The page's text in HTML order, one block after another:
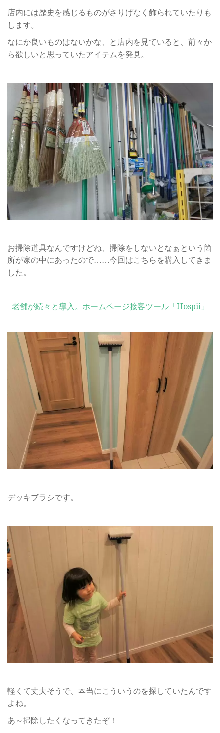
店内には歴史を感じるものがさりげなく飾られていたりも
します。
なにか良いものはないかな、と店内を見ていると、前々か
ら欲しいと思っていたアイテムを発見。
お掃除道具なんですけどね、掃除をしないとなぁという箇
所が家の中にあったので……今回はこちらを購入してきま
した。
老舗が続々と導入。ホームページ接客ツール「Hospii」
デッキブラシです。
軽くて丈夫そうで、本当にこういうのを探していたんです
よね。
あ～掃除したくなってきたぞ！